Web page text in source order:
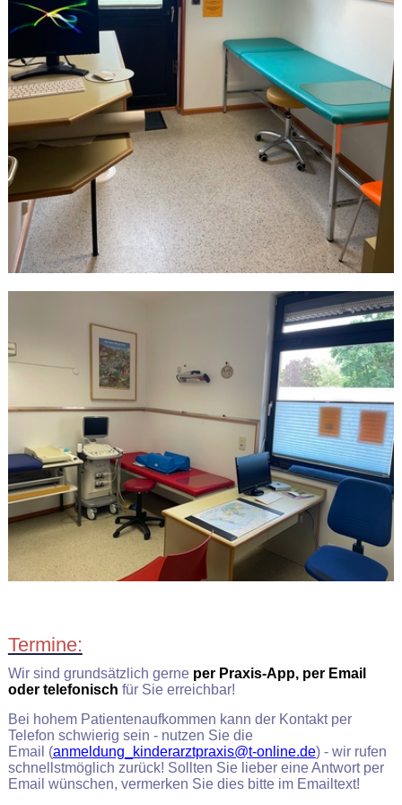
Termine:
Wir sind grundsätzlich gerne per Praxis-App, per Email
oder telefonisch für Sie erreichbar!
Bei hohem Patientenaufkommen kann der Kontakt per
Telefon schwierig sein - nutzen Sie die
Email (anmeldung_kinderarztpraxis@t-online.de) - wir rufen
schnellstmöglich zurück! Sollten Sie lieber eine Antwort per
Email wünschen, vermerken Sie dies bitte im Emailtext!